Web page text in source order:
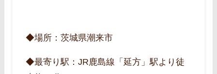
◆場所：茨城県潮来市
◆最寄り駅：JR鹿島線「延方」駅より徒